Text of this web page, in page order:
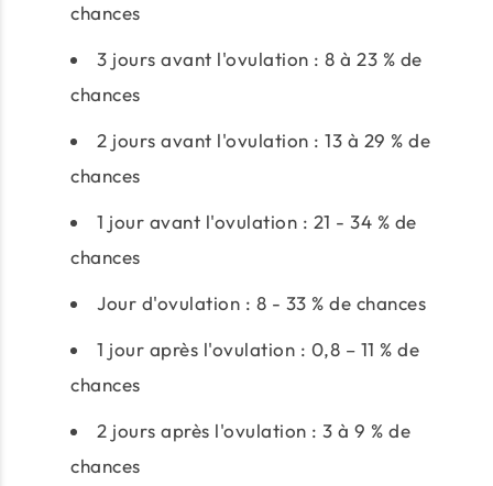
chances
3 jours avant l'ovulation : 8 à 23 % de
chances
2 jours avant l'ovulation : 13 à 29 % de
chances
1 jour avant l'ovulation : 21 - 34 % de
chances
Jour d'ovulation : 8 - 33 % de chances
1 jour après l'ovulation : 0,8 – 11 % de
chances
2 jours après l'ovulation : 3 à 9 % de
chances